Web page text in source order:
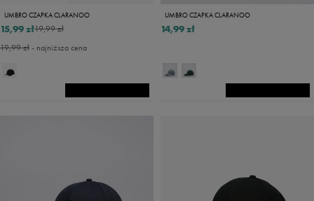
UMBRO CZAPKA CLARANOO
19,99 zł
15,99 zł
19,99 zł- najniższa cena
UMBRO CZAPKA CLARANOO
14,99 zł